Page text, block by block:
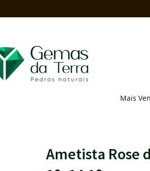
Mais
Ametista Rose